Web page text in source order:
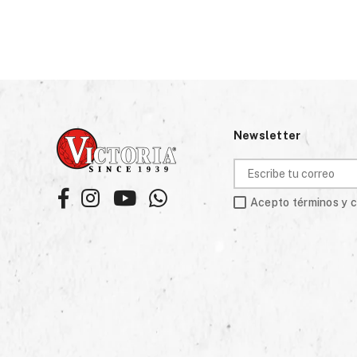
FacebookInstagramYouTubeWhatsapp
Newsletter
Acepto términos y